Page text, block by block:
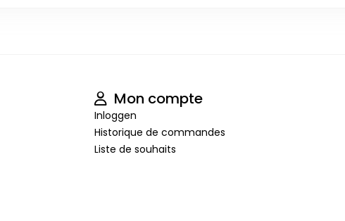
Mon compte
Inloggen
Historique de commandes
Liste de souhaits